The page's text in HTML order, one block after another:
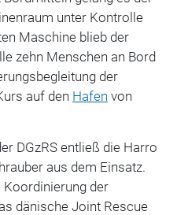
unter Kontrolle
Maschine blieb der
zehn Menschen an Bord
der
auf den Hafen von
DGzRS entließ die Harro
aus dem Einsatz.
Koordinierung der
dänische Joint Rescue